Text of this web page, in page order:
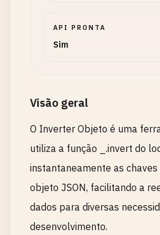
API PRONTA
Sim
Visão geral
O Inverter Objeto é uma
utiliza a função _.invert do
instantaneamente as
objeto JSON, facilitando a
dados para diversas
desenvolvimento.